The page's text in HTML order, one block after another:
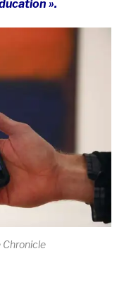
».
Chronicle